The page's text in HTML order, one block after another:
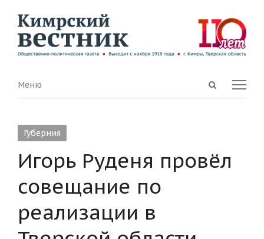
Open
Menu
Меню
Губерния
Игорь Руденя провёл
совещание по
реализации в